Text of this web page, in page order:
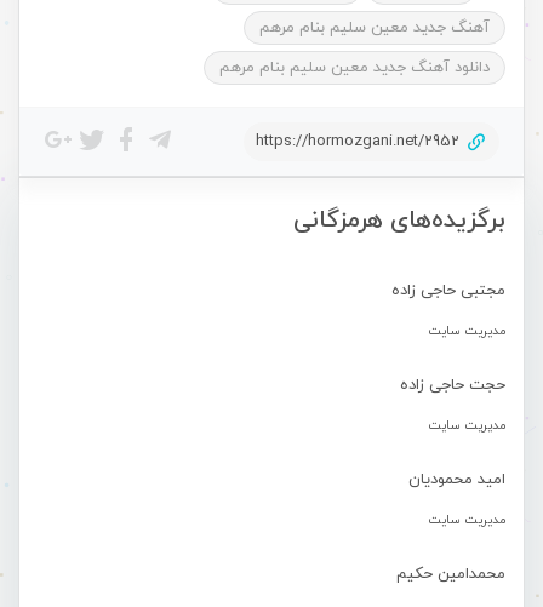
برگزیده‌های هرمزگانی
مجتبی حاجی زاده
مدیریت سایت
حجت حاجی زاده
مدیریت سایت
امید محمودیان
مدیریت سایت
محمدامین حکیم
آهنگ جدید معین سلیم بنام مرهم
دانلود آهنگ جدید معین سلیم بنام مرهم
https://hormozgani.net/2952